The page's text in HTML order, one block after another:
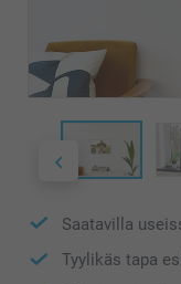
Saatavilla
Tyylikäs tapa